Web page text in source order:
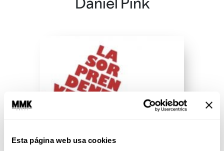
Esta página web usa cookies